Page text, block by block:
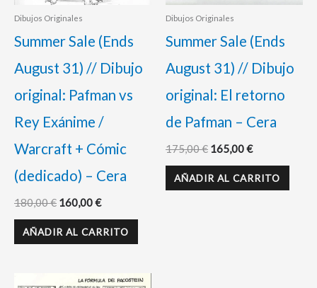
Dibujos Originales
Summer Sale (Ends
August 31) // Dibujo
original: Pafman vs
Rey Exánime /
Warcraft + Cómic
(dedicado) – Cera
180,00€ 160,00€
AÑADIR AL CARRITO
Dibujos Originales
Summer Sale (Ends
August 31) // Dibujo
original: El retorno
de Pafman – Cera
175,00€ 165,00€
AÑADIR AL CARRITO